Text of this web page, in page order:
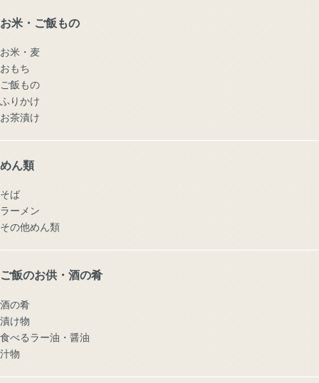
お米・ご飯もの
お米・麦
おもち
ご飯もの
ふりかけ
お茶漬け
めん類
そば
ラーメン
その他めん類
ご飯のお供・酒の肴
酒の肴
漬け物
食べるラー油・醤油
汁物